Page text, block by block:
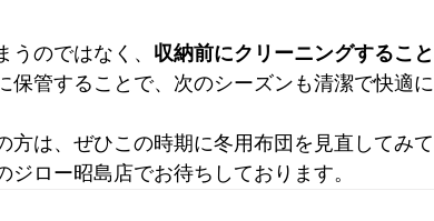
のではなく、 収納前にクリーニングすること
保管することで、次のシーズンも清潔で快適に
は、ぜひこの時期に冬用布団を見直してみて
ロー昭島店でお待ちしております。